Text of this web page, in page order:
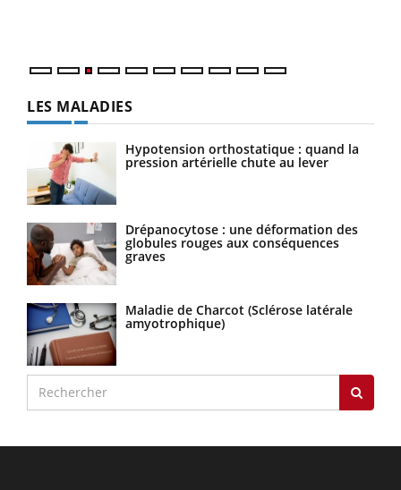
LES MALADIES
Hypotension orthostatique : quand la
pression artérielle chute au lever
Drépanocytose : une déformation des
globules rouges aux conséquences
graves
Maladie de Charcot (Sclérose latérale
amyotrophique)